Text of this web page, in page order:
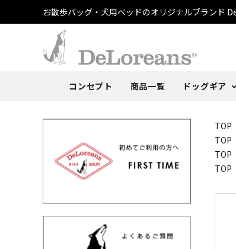
お散歩バッグ・犬用ベッドのオリジナルブランド
コンセプト 商品一覧 ドッグギア
うんち袋
ストール
カレンダー
取扱店
TOP
TOP
TOP
TOP